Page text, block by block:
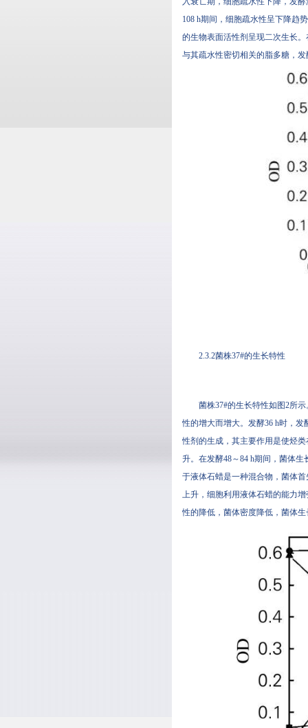
108 h期间，细胞疏水性呈下降
的生物表面活性剂呈现二次生长。
与其疏水性密切相关的脂多糖，
2.3.2菌株37#的生长特性
菌株37#的生长特性如图2所示
性的增大而增大。发酵36 h时
性剂的生成，其主要作用是使烃类
升。在发酵48～84 h期间，菌
于液体石蜡是一种混合物，菌体
上升，细胞利用液体石蜡的能力
性的降低，菌体密度降低，菌体